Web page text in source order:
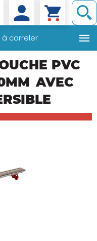
carreler
PVC
AVEC